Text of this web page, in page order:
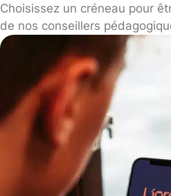
Choisissez un créneau pour
de nos conseillers